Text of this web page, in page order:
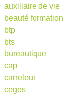
auxiliaire de vie
beauté formation
btp
bts
bureautique
cap
carreleur
cegos